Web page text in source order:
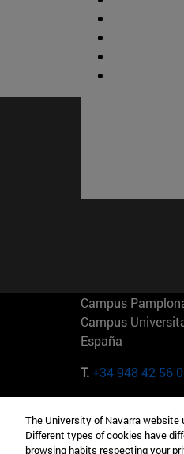
Campus
Campus
España
T.+34 948 42 56
Camino del Cerro
Madrid España
The University of Navarra
Different types of cookies have
browsing habits respecting your